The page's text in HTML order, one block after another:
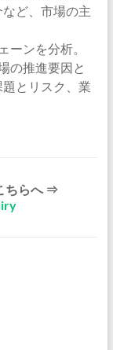
ど、市場の主
ーンを分析。
の推進要因と
とリスク、業
ちらへ ⇒